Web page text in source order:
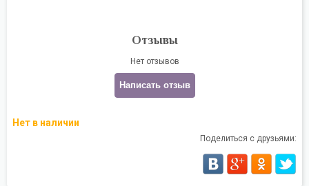
Отзывы
Нет отзывов
Написать отзыв
Нет в наличии
Поделиться с друзьями: